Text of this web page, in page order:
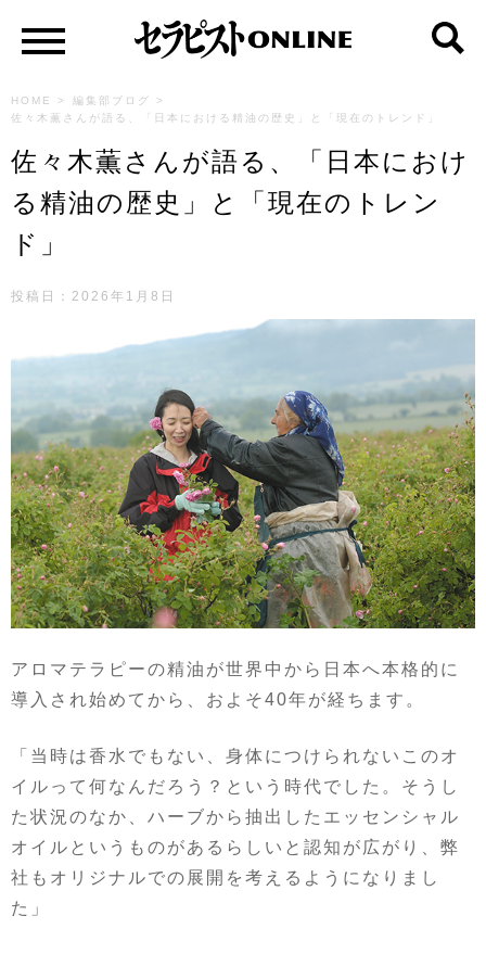
HOME > 編集部ブログ
>
佐々木薫さんが語る、「日本における精油の歴史」と「現在のトレンド」
佐々木薫さんが語る、「日本におけ
る精油の歴史」と「現在のトレン
ド」
投稿日： 2026年1月8日
アロマテラピーの精油が世界中から日本へ本格的に
導入され始めてから、およそ40年が経ちます。
「当時は香水でもない、身体につけられないこのオ
イルって何なんだろう？という時代でした。そうし
た状況のなか、ハーブから抽出したエッセンシャル
オイルというものがあるらしいと認知が広がり、弊
社もオリジナルでの展開を考えるようになりまし
た」